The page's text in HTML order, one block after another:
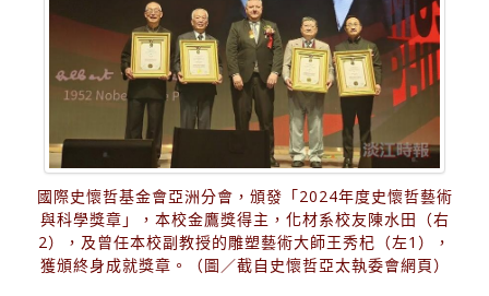
國際史懷哲基金會亞洲分會，頒發「2024年度史懷哲藝術
與科學獎章」，本校金鷹獎得主，化材系校友陳水田（右
2），及曾任本校副教授的雕塑藝術大師王秀杞（左1），
獲頒終身成就獎章。（圖／截自史懷哲亞太執委會網頁）